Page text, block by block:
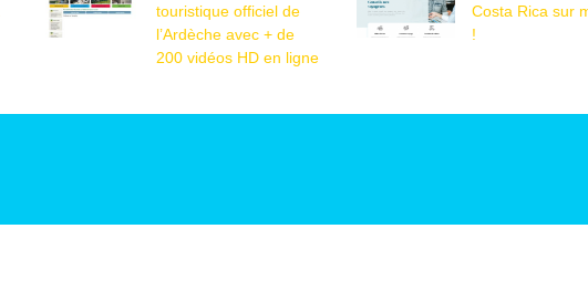
touristique officiel de
l’Ardèche avec + de
200 vidéos HD en ligne
Costa Rica sur
!